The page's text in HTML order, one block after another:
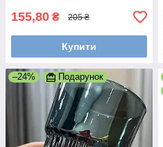
155,80 ₴ 205 ₴
Купити
–24% Подарунок